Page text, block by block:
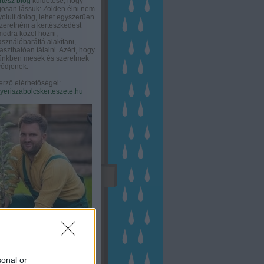
or
lássuk: Zölden élni nem
dolog, lehet egyszerűen
a kertészkedést
közel hozni,
alakítani,
tálalni. Azért, hogy
mesék és szerelmek
elérhetőségei: